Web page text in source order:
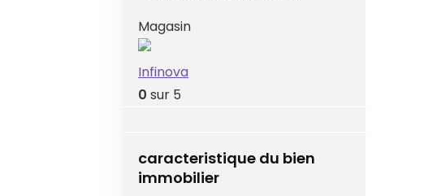
Magasin
Infinova
0 sur 5
caracteristique du bien
immobilier